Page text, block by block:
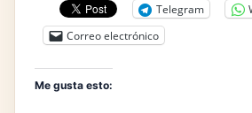
Telegram
Correo electrónico
Me gusta esto: